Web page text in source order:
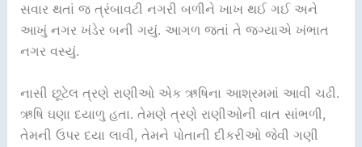
સવાર થતાં જ ત્રંબાવટી નગરી બળીને ખાખ થઈ ગઈ અને
આખું નગર ખંડેર બની ગયું. આગળ જતાં તે જગ્યાએ ખંભાત
નગર વસ્યું.
નાસી છૂટેલ ત્રણે રાણીઓ એક ઋષિના આશ્રમમાં આવી ચઢી.
ઋષિ ઘણા દયાળુ હતા. તેમણે ત્રણે રાણીઓની વાત સાંભળી,
તેમની ઉપર દયા લાવી, તેમને પોતાની દીકરીઓ જેવી ગણી